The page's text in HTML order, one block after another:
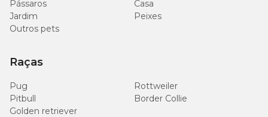
Pássaros
Casa
Jardim
Peixes
Outros pets
Raças
Pug
Rottweiler
Pitbull
Border Collie
Golden retriever